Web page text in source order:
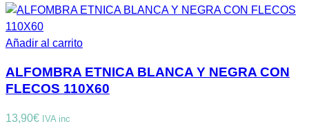
Añadir al carrito
ALFOMBRA ETNICA BLANCA Y NEGRA CON
FLECOS 110X60
13,90€ IVA inc